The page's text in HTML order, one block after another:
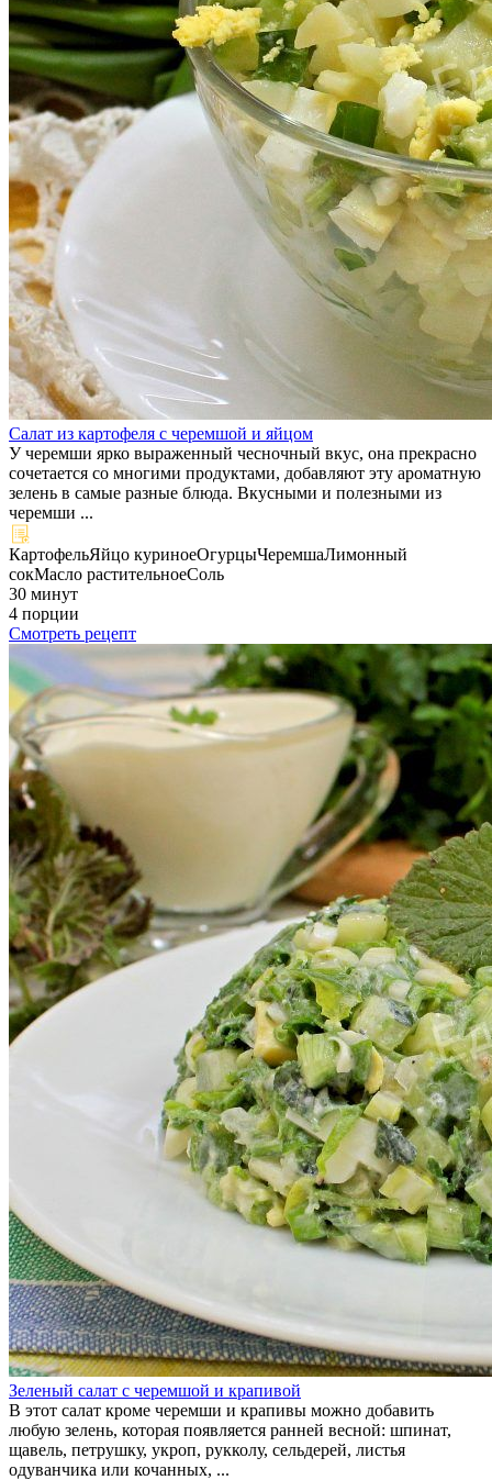
Салат из картофеля с черемшой и яйцом
У черемши ярко выраженный чесночный вкус, она прекрасно
сочетается со многими продуктами, добавляют эту ароматную
зелень в самые разные блюда. Вкусными и полезными из
черемши ...
КартофельЯйцо куриноеОгурцыЧеремшаЛимонный
сокМасло растительноеСоль
30 минут
4 порции
Смотреть рецепт
Зеленый салат с черемшой и крапивой
В этот салат кроме черемши и крапивы можно добавить
любую зелень, которая появляется ранней весной: шпинат,
щавель, петрушку, укроп, рукколу, сельдерей, листья
одуванчика или кочанных, ...